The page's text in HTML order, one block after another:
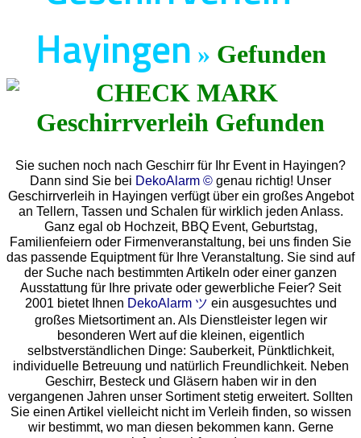
Hayingen » Gefunden
Sie suchen noch nach Geschirr für Ihr Event in Hayingen?
Dann sind Sie bei DekoAlarm © genau richtig! Unser
Geschirrverleih in Hayingen verfügt über ein großes Angebot
an Tellern, Tassen und Schalen für wirklich jeden Anlass.
Ganz egal ob Hochzeit, BBQ Event, Geburtstag,
Familienfeiern oder Firmenveranstaltung, bei uns finden Sie
das passende Equiptment für Ihre Veranstaltung. Sie sind auf
der Suche nach bestimmten Artikeln oder einer ganzen
Ausstattung für Ihre private oder gewerbliche Feier? Seit
2001 bietet Ihnen DekoAlarm ツ ein ausgesuchtes und
großes Mietsortiment an. Als Dienstleister legen wir
besonderen Wert auf die kleinen, eigentlich
selbstverständlichen Dinge: Sauberkeit, Pünktlichkeit,
individuelle Betreuung und natürlich Freundlichkeit. Neben
Geschirr, Besteck und Gläsern haben wir in den
vergangenen Jahren unser Sortiment stetig erweitert. Sollten
Sie einen Artikel vielleicht nicht im Verleih finden, so wissen
wir bestimmt, wo man diesen bekommen kann. Gerne